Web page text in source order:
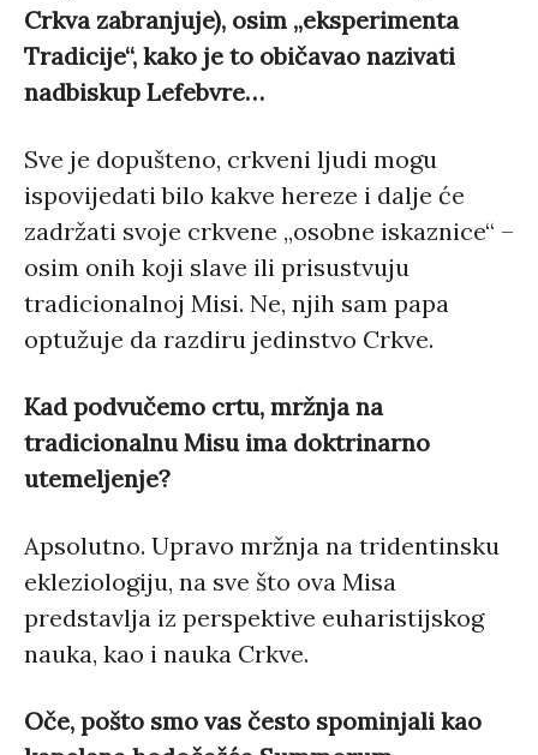
Crkva zabranjuje), osim „eksperimenta
Tradicije“, kako je to običavao nazivati
nadbiskup Lefebvre…
Sve je dopušteno, crkveni ljudi mogu
ispovijedati bilo kakve hereze i dalje će
zadržati svoje crkvene „osobne iskaznice“ –
osim onih koji slave ili prisustvuju
tradicionalnoj Misi. Ne, njih sam papa
optužuje da razdiru jedinstvo Crkve.
Kad podvučemo crtu, mržnja na
tradicionalnu Misu ima doktrinarno
utemeljenje?
Apsolutno. Upravo mržnja na tridentinsku
ekleziologiju, na sve što ova Misa
predstavlja iz perspektive euharistijskog
nauka, kao i nauka Crkve.
Oče, pošto smo vas često spominjali kao